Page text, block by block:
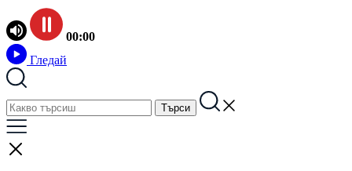
00:00
Гледай